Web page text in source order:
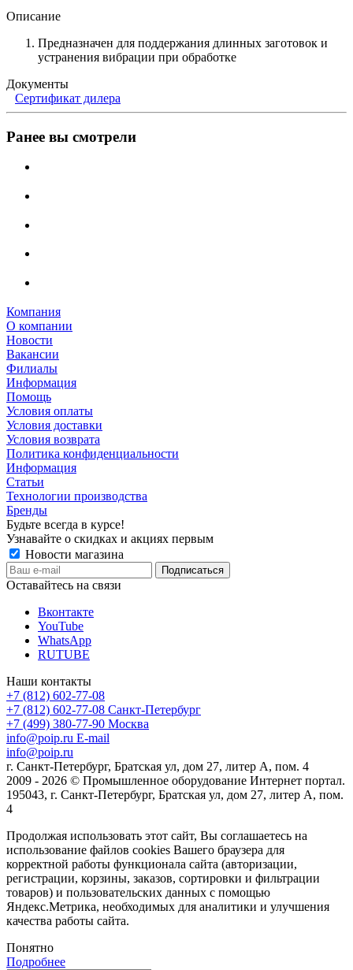
Описание
Предназначен для поддержания длинных заготовок и
устранения вибрации при обработке
Документы
Сертификат дилера
Ранее вы смотрели
Компания
О компании
Новости
Вакансии
Филиалы
Информация
Помощь
Условия оплаты
Условия доставки
Условия возврата
Политика конфиденциальности
Информация
Статьи
Технологии производства
Бренды
Будьте всегда в курсе!
Узнавайте о скидках и акциях первым
Новости магазина
Оставайтесь на связи
Вконтакте
YouTube
WhatsApp
RUTUBE
Наши контакты
+7 (812) 602-77-08
+7 (812) 602-77-08 Санкт-Петербург
+7 (499) 380-77-90 Москва
info@poip.ru E-mail
info@poip.ru
г. Санкт-Петербург, Братская ул, дом 27, литер А, пом. 4
2009 - 2026 © Промышленное оборудование Интернет портал.
195043, г. Санкт-Петербург, Братская ул, дом 27, литер А, пом.
4
Продолжая использовать этот сайт, Вы соглашаетесь на
использование файлов cookies Вашего браузера для
корректной работы функционала сайта (авторизации,
регистрации, корзины, заказов, сортировки и фильтрации
товаров) и пользовательских данных с помощью
Яндекс.Метрика, необходимых для аналитики и улучшения
качества работы сайта.
Понятно
Подробнее